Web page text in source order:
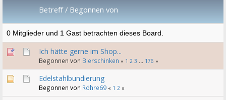
Betreff/ Begonnen von
0 Mitglieder und 1 Gast betrachten dieses Board.
Ich hätte gerne im Shop...
Begonnen von Bierschinken « 1 2 3 ... 176 »
Edelstahlbundierung
Begonnen von Röhre69 « 1 2 »